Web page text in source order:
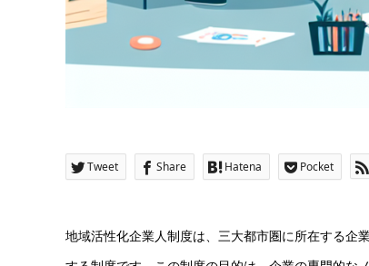
Tweet Share Hatena Pocket
地域活性化企業人制度は、三大都市圏に所在する企